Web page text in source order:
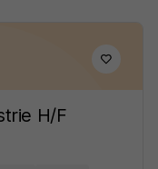
H/F